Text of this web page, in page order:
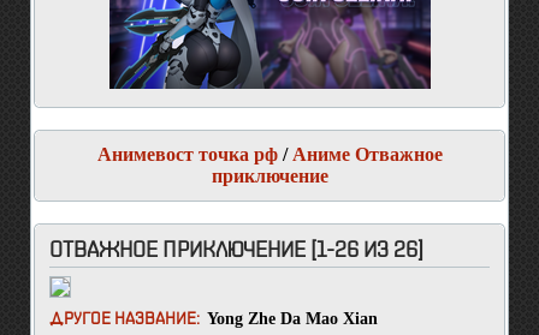
Анимевост точка рф/ Аниме Отважное
приключение
ОТВАЖНОЕ ПРИКЛЮЧЕНИЕ [1-26 ИЗ 26]
ДРУГОЕ НАЗВАНИЕ: Yong Zhe Da Mao Xian